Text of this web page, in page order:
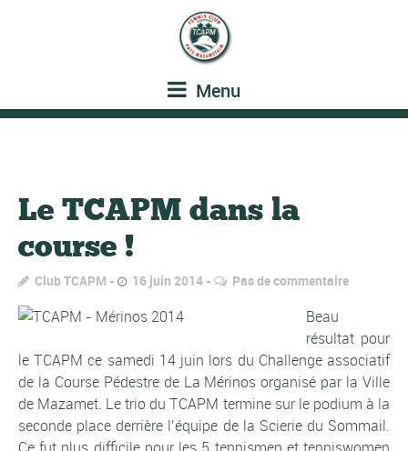
Menu
Le TCAPM dans la
course !
Club TCAPM 16 juin 2014 Pas de commentaire
Beau
résultat pour
le TCAPM ce samedi 14 juin lors du Challenge associatif
de la Course Pédestre de La Mérinos organisé par la Ville
de Mazamet. Le trio du TCAPM termine sur le podium à la
seconde place derrière l’équipe de la Scierie du Sommail.